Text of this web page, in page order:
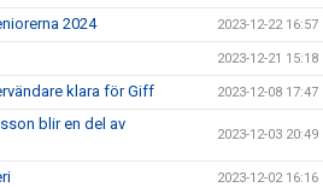
2024 2023-12-22 16:57
2023-12-21 15:18
klara för Giff 2023-12-08 17:47
blir en del av
2023-12-03 20:49
2023-12-02 16:16